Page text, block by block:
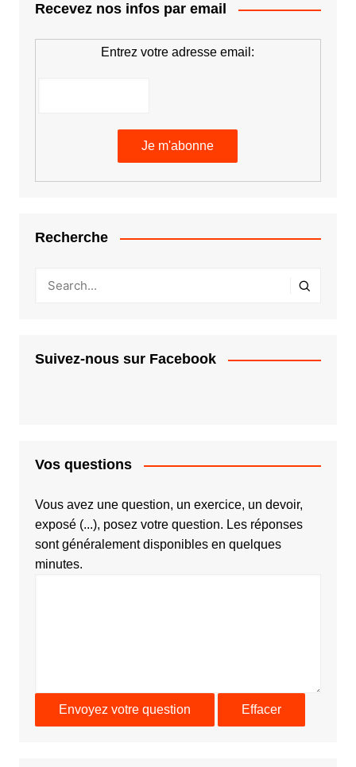
Recevez nos infos par email
Entrez votre adresse email:
Recherche
Suivez-nous sur Facebook
Vos questions
Vous avez une question, un exercice, un devoir,
exposé (...), posez votre question. Les réponses
sont généralement disponibles en quelques
minutes.